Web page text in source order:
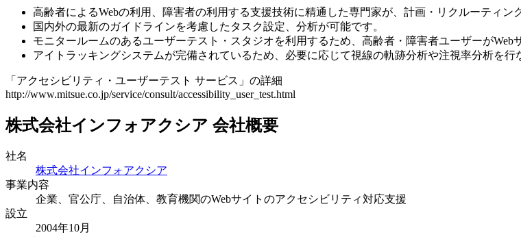
高齢者によるWebの利用、障害者の利用する支援技術に精通した専門家が、計画・リクルーティン
国内外の最新のガイドラインを考慮したタスク設定、分析が可能です。
モニタールームのあるユーザーテスト・スタジオを利用するため、高齢者・障害者ユーザーがWeb
アイトラッキングシステムが完備されているため、必要に応じて視線の軌跡分析や注視率分析を行
「アクセシビリティ・ユーザーテスト サービス」の詳細
http://www.mitsue.co.jp/service/consult/accessibility_user_test.html
株式会社インフォアクシア 会社概要
社名
株式会社インフォアクシア
事業内容
企業、官公庁、自治体、教育機関のWebサイトのアクセシビリティ対応支援
設立
2004年10月